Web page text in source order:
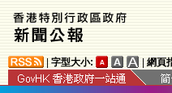
字型大小: 網頁